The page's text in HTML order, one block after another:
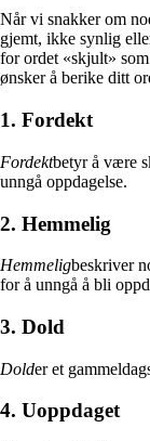
Når vi snakker om
gjemt, ikke synlig
for ordet «skjult»
ønsker å berike ditt
1. Fordekt
Fordektbetyr å være
unngå oppdagelse.
2. Hemmelig
Hemmeligbeskriver
for å unngå å bli
3. Dold
Dolder et
4. Uoppdaget